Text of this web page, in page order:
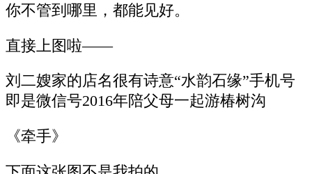
你不管到哪里，都能见好。
直接上图啦——
刘二嫂家的店名很有诗意“水韵石缘”手机号
即是微信号2016年陪父母一起游椿树沟
《牵手》